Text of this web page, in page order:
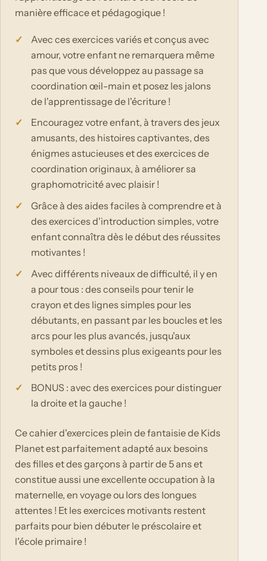
manière efficace et pédagogique !
Avec ces exercices variés et conçus avec
amour, votre enfant ne remarquera même
pas que vous développez au passage sa
coordination œil-main et posez les jalons
de l'apprentissage de l'écriture !
Encouragez votre enfant, à travers des jeux
amusants, des histoires captivantes, des
énigmes astucieuses et des exercices de
coordination originaux, à améliorer sa
graphomotricité avec plaisir !
Grâce à des aides faciles à comprendre et à
des exercices d'introduction simples, votre
enfant connaîtra dès le début des réussites
motivantes !
Avec différents niveaux de difficulté, il y en
a pour tous : des conseils pour tenir le
crayon et des lignes simples pour les
débutants, en passant par les boucles et les
arcs pour les plus avancés, jusqu'aux
symboles et dessins plus exigeants pour les
petits pros !
BONUS : avec des exercices pour distinguer
la droite et la gauche !
Ce cahier d'exercices plein de fantaisie de Kids
Planet est parfaitement adapté aux besoins
des filles et des garçons à partir de 5 ans et
constitue aussi une excellente occupation à la
maternelle, en voyage ou lors des longues
attentes ! Et les exercices motivants restent
parfaits pour bien débuter le préscolaire et
l'école primaire !